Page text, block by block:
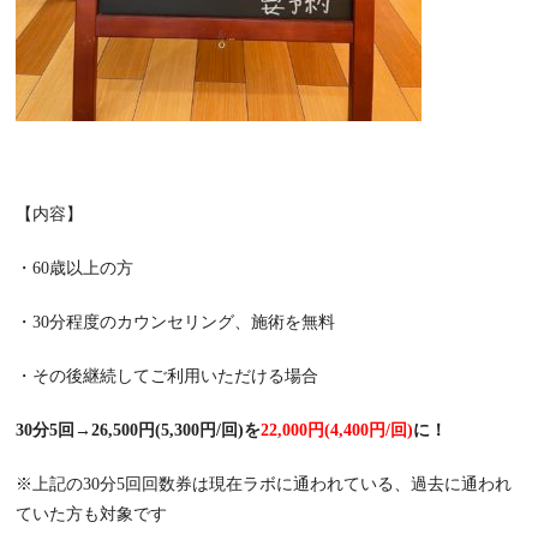
【内容】
・60歳以上の方
・30分程度のカウンセリング、施術を無料
・その後継続してご利用いただける場合
30分5回→26,500円(5,300円/回)を22,000円(4,400円/回)に！
※上記の30分5回回数券は現在ラボに通われている、過去に通われ
ていた方も対象です